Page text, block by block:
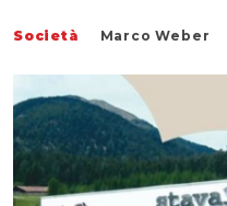
Società Marco Weber